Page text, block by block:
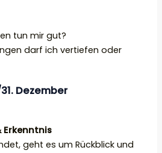
tun mir gut?
darf ich vertiefen oder
Dezember
Erkenntnis
geht es um Rückblick und